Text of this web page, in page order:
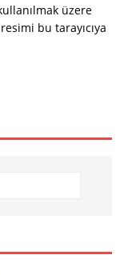
üzere
bu tarayıcıya